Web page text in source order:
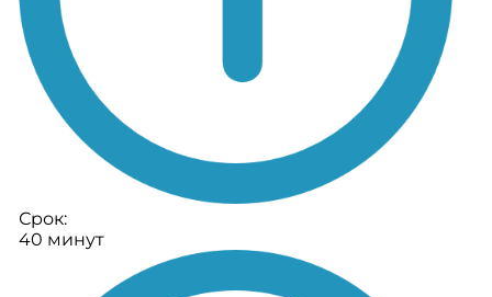
Срок:
40 минут